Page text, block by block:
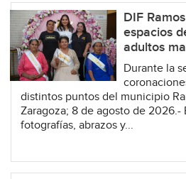
DIF
espacios
adultos
Durante la
distintos puntos del municipio
Zaragoza; 8 de agosto de 2026.-
fotografías, abrazos y...